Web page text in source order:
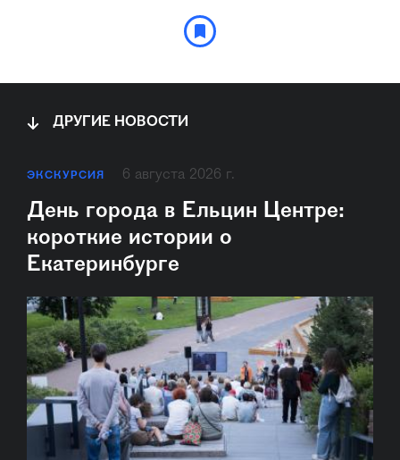
ДРУГИЕ НОВОСТИ
ЭКСКУРСИЯ 6 августа 2026 г.
День города в Ельцин Центре:
короткие истории о
Екатеринбурге